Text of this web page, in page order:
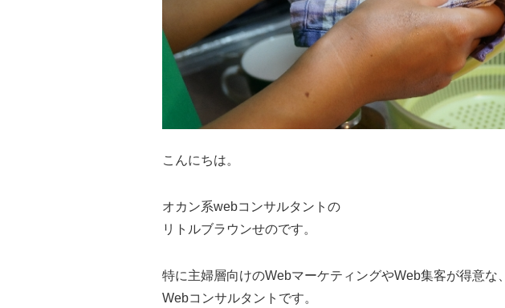
こんにちは。
オカン系webコンサルタントの
リトルブラウンせのです。
特に主婦層向けのWebマーケティングやWeb集客が得意な、
Webコンサルタントです。